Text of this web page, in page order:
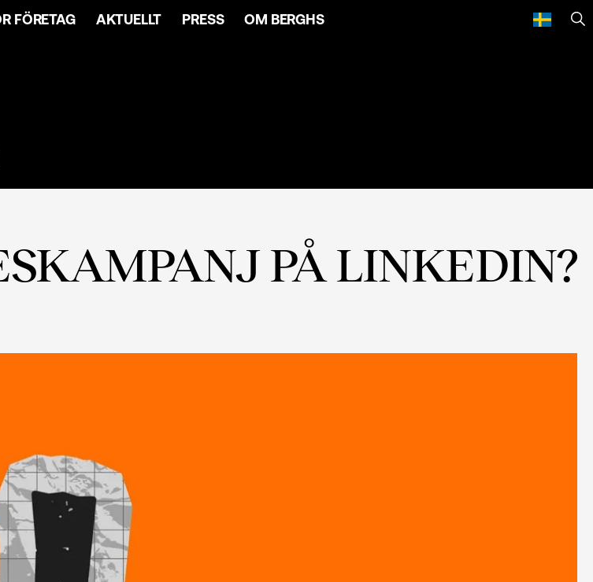
FÖRETAG AKTUELLT PRESS OM BERGHS
PÅ LINKEDIN?